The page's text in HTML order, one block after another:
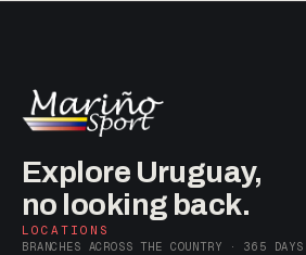
Explore Uruguay,
no looking back.
LOCATIONS
BRANCHES ACROSS THE COUNTRY · 365 DAYS